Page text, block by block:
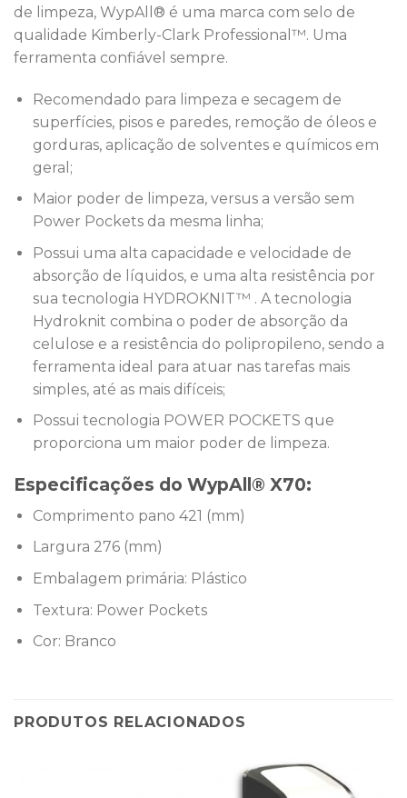
de limpeza, WypAll® é uma marca com selo de
qualidade Kimberly-Clark Professional™. Uma
ferramenta confiável sempre.
Recomendado para limpeza e secagem de
superfícies, pisos e paredes, remoção de óleos e
gorduras, aplicação de solventes e químicos em
geral;
Maior poder de limpeza, versus a versão sem
Power Pockets da mesma linha;
Possui uma alta capacidade e velocidade de
absorção de líquidos, e uma alta resistência por
sua tecnologia HYDROKNIT™ . A tecnologia
Hydroknit combina o poder de absorção da
celulose e a resistência do polipropileno, sendo a
ferramenta ideal para atuar nas tarefas mais
simples, até as mais difíceis;
Possui tecnologia POWER POCKETS que
proporciona um maior poder de limpeza.
Especificações do WypAll® X70:
Comprimento pano 421 (mm)
Largura 276 (mm)
Embalagem primária: Plástico
Textura: Power Pockets
Cor: Branco
PRODUTOS RELACIONADOS